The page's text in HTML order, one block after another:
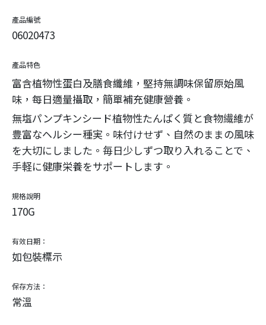
產品編號
06020473
產品特色
富含植物性蛋白及膳食纖維，堅持無調味保留原始風
味，每日適量攝取，簡單補充健康營養。
無塩パンプキンシード植物性たんぱく質と食物繊維が
豊富なヘルシー種実。味付けせず、自然のままの風味
を大切にしました。毎日少しずつ取り入れることで、
手軽に健康栄養をサポートします。
規格說明
170G
有效日期：
如包裝標示
保存方法：
常溫